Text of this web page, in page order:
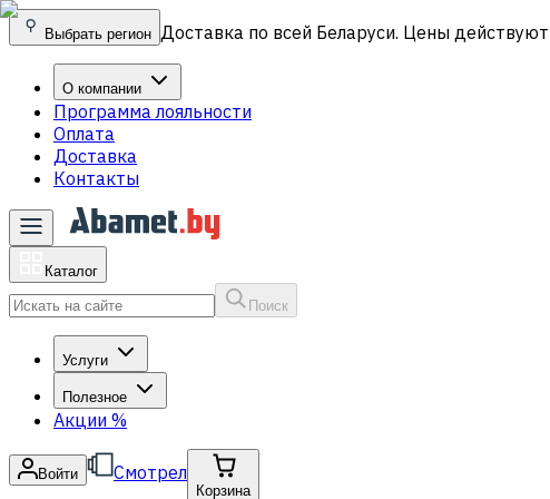
Выбрать регион Доставка по всей Беларуси. Цены
О компании
Программа лояльности
Оплата
Доставка
Контакты
Каталог
Поиск
Услуги
Полезное
Акции %
Войти Смотрел
Корзина